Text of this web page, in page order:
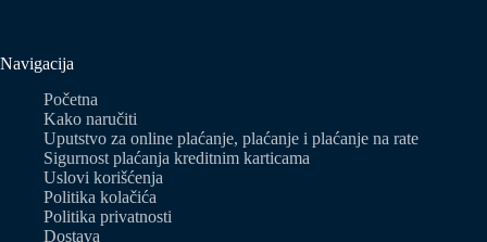
Navigacija
Početna
Kako naručiti
Uputstvo za online plaćanje, plaćanje i plaćanje na rate
Sigurnost plaćanja kreditnim karticama
Uslovi korišćenja
Politika kolačića
Politika privatnosti
Dostava